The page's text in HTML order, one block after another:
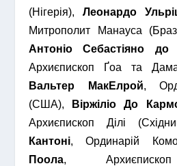
(Нігерія), Леонардо
Митрополит Манауса
Антоніо Себастіяно
Архиєпископ Ґоа та
Вальтер МакЕлрой,
(США),
Віржіліо До
Архиєпископ Ділі
Кантоні, Ординарій
Поола,